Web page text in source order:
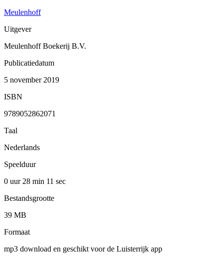
Meulenhoff
Uitgever
Meulenhoff Boekerij B.V.
Publicatiedatum
5 november 2019
ISBN
9789052862071
Taal
Nederlands
Speelduur
0 uur 28 min 11 sec
Bestandsgrootte
39 MB
Formaat
mp3 download en geschikt voor de Luisterrijk app